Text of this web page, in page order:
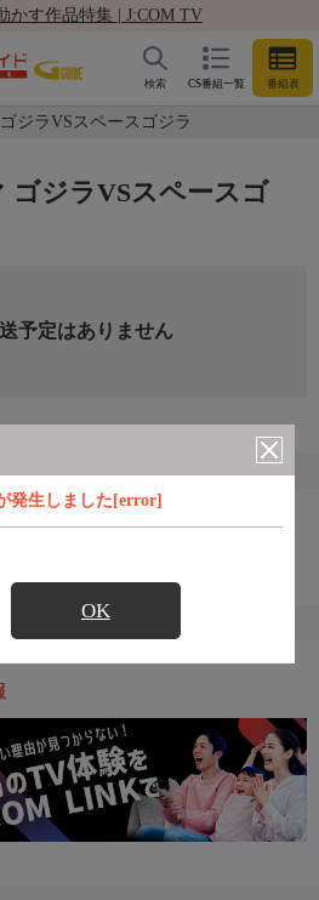
かす作品特集 | J:COM TV
CS番組一覧 番組表
検索
ジラVSスペースゴジラ
発生しました[error]
OK
ゴジラVSスペースゴ
予定はありません
番組